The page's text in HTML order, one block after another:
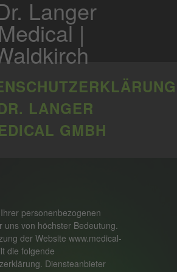
LANGER
GMBH
personenbezogenen
uns von höchster Bedeutung.
der Website www.medical-
die folgende
Diensteanbieter